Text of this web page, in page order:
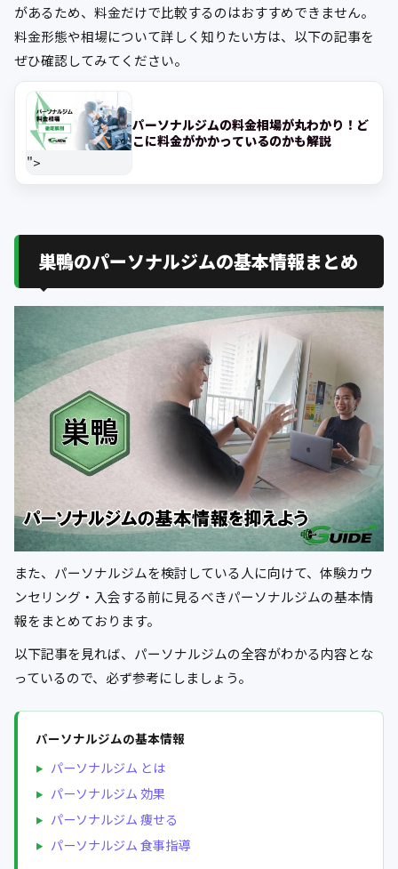
があるため、料金だけで比較するのはおすすめできません。
料金形態や相場について詳しく知りたい方は、以下の記事を
ぜひ確認してみてください。
">
パーソナルジムの料金相場が丸わかり！ど
こに料金がかかっているのかも解説
巣鴨のパーソナルジムの基本情報まとめ
また、パーソナルジムを検討している人に向けて、体験カウ
ンセリング・入会する前に見るべきパーソナルジムの基本情
報をまとめております。
以下記事を見れば、パーソナルジムの全容がわかる内容とな
っているので、必ず参考にしましょう。
パーソナルジムの基本情報
パーソナルジム とは
パーソナルジム 効果
パーソナルジム 痩せる
パーソナルジム 食事指導